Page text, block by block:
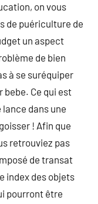
on vous
de puériculture de
un aspect
de bien
à se suréquiper
bebe. Ce qui est
lance dans une
! Afin que
retrouviez pas
de transat
index des objets
pourront être